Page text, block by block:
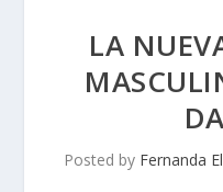
LA
Posted by Fernanda